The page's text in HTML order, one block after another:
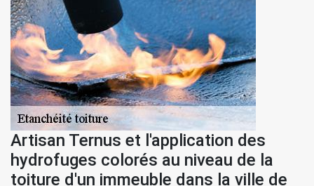
Artisan Ternus et l'application des
hydrofuges colorés au niveau de la
toiture d'un immeuble dans la ville de